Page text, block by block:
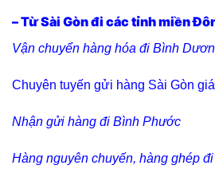
– Từ Sài Gòn đi các tỉnh miền
Vận chuyển hàng hóa đi Bình
Chuyên tuyến gửi hàng Sài Gòn
Nhận gửi hàng đi Bình Phước
Hàng nguyên chuyến, hàng ghép